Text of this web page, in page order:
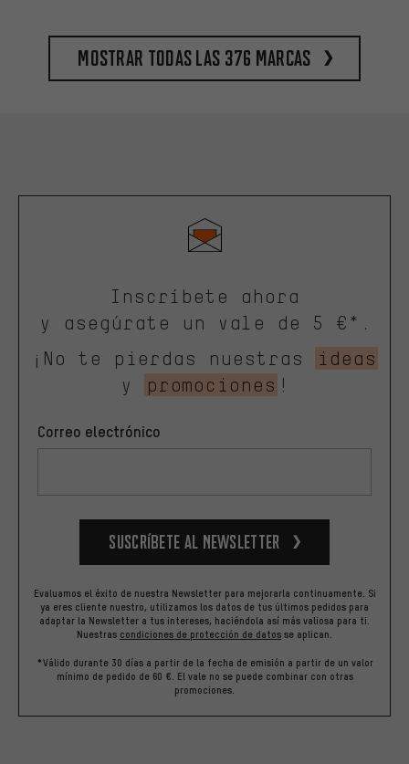
Mostrar todas las 376 marcas
Inscríbete ahora
y asegúrate un vale de 5 €*.
¡No te pierdas nuestras
ideas
y
promociones !
Correo electrónico
Suscríbete al newsletter
Evaluamos el éxito de nuestra Newsletter para mejorarla continuamente. Si
ya eres cliente nuestro, utilizamos los datos de tus últimos pedidos para
adaptar la Newsletter a tus intereses, haciéndola así más valiosa para ti.
Nuestras condiciones de protección de datos se aplican.
*Válido durante 30 días a partir de la fecha de emisión a partir de un valor
mínimo de pedido de 60 €. El vale no se puede combinar con otras
promociones.